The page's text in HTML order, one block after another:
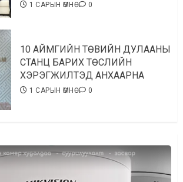
1 САРЫН ӨМНӨ 0
10 АЙМГИЙН ТӨВИЙН ДУЛААНЫ
СТАНЦ БАРИХ ТӨСЛИЙН
ХЭРЭГЖИЛТЭД АНХААРНА
1 САРЫН ӨМНӨ 0